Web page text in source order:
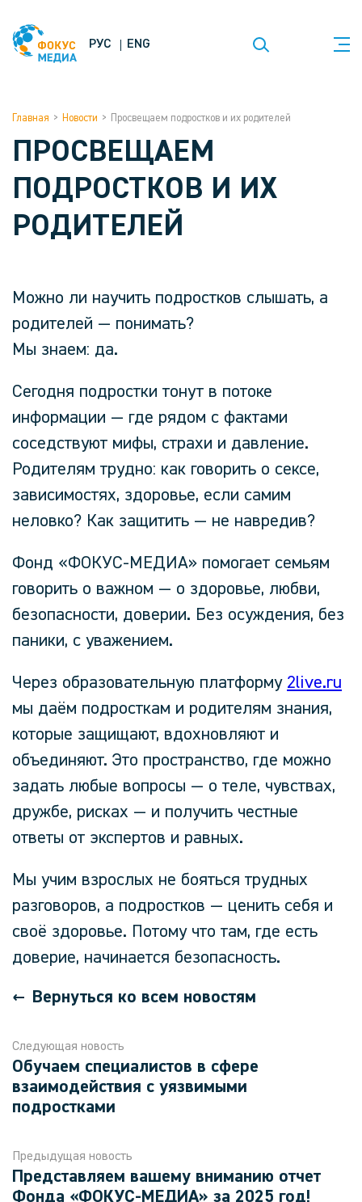
РУС ENG
Главная > Новости > Просвещаем подростков и их родителей
ПРОСВЕЩАЕМ
ПОДРОСТКОВ И ИХ
РОДИТЕЛЕЙ
Можно ли научить подростков слышать, а
родителей — понимать?
Мы знаем: да.
Сегодня подростки тонут в потоке
информации — где рядом с фактами
соседствуют мифы, страхи и давление.
Родителям трудно: как говорить о сексе,
зависимостях, здоровье, если самим
неловко? Как защитить — не навредив?
Фонд «ФОКУС-МЕДИА» помогает семьям
говорить о важном — о здоровье, любви,
безопасности, доверии. Без осуждения, без
паники, с уважением.
Через образовательную платформу 2live.ru
мы даём подросткам и родителям знания,
которые защищают, вдохновляют и
объединяют. Это пространство, где можно
задать любые вопросы — о теле, чувствах,
дружбе, рисках — и получить честные
ответы от экспертов и равных.
Мы учим взрослых не бояться трудных
разговоров, а подростков — ценить себя и
своё здоровье. Потому что там, где есть
доверие, начинается безопасность.
Вернуться ко всем новостям
Следующая новость
Обучаем специалистов в сфере
взаимодействия с уязвимыми
подростками
Предыдущая новость
Представляем вашему вниманию отчет
Фонда «ФОКУС-МЕДИА» за 2025 год!